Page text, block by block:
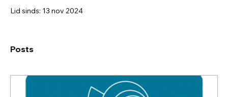
Lid sinds: 13 nov 2024
Posts